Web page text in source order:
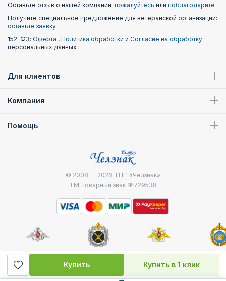
Купить Купить в 1 клик
Оставьте отзыв о нашей компании: пожалуйтесь или поблагодарите
Получите специальное предложение для ветеранской организации:
оставьте заявку
152-ФЗ: Оферта , Политика обработки и Согласие на обработку
персональных данных
Для клиентов
Компания
Помощь
© 2008 — 2026 ТПП «Челзнак»
ТМ Товарный знак №729538
Министерство
Генштаб ВС РФ
Военно-морской
флот
десантные